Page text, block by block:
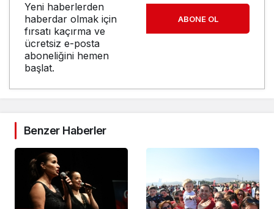
Yeni haberlerden
haberdar olmak için
fırsatı kaçırma ve
ücretsiz e-posta
aboneliğini hemen
başlat.
ABONE OL
Benzer Haberler